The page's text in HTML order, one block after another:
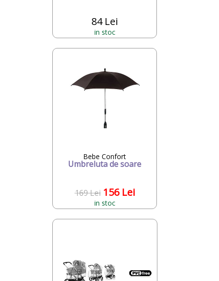
84 Lei
in stoc
Bebe Confort
Umbreluta de soare
169 Lei 156 Lei
in stoc